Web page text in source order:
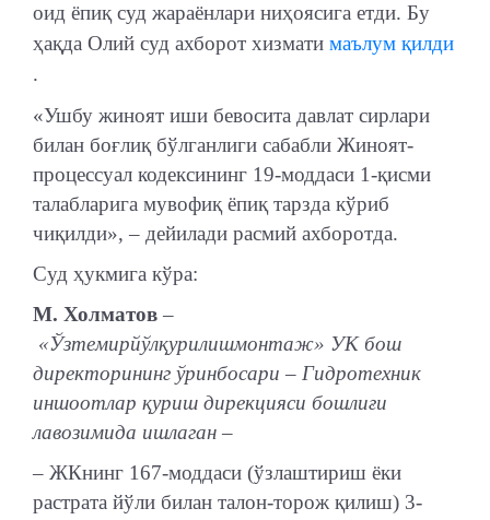
оид ёпиқ суд жараёнлари ниҳоясига етди. Бу
ҳақда Олий суд ахборот хизмати маълум қилди
.
«Ушбу жиноят иши бевосита давлат сирлари
билан боғлиқ бўлганлиги сабабли Жиноят-
процессуал кодексининг 19-моддаси 1-қисми
талабларига мувофиқ ёпиқ тарзда кўриб
чиқилди», – дейилади расмий ахборотда.
Суд ҳукмига кўра:
М. Холматов –
«Ўзтемирйўлқурилишмонтаж» УК бош
директорининг ўринбосари – Гидротехник
иншоотлар қуриш дирекцияси бошлиғи
лавозимида ишлаган –
– ЖКнинг 167-моддаси (ўзлаштириш ёки
растрата йўли билан талон-торож қилиш) 3-